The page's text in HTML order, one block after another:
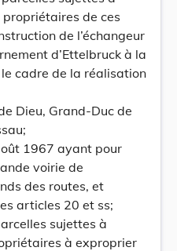
de ces
de l’échangeur
d’Ettelbruck à la
cadre de la réalisation
Dieu, Grand-Duc de
1967 ayant pour
voirie de
des routes, et
articles 20 et ss;
sujettes à
à exproprier